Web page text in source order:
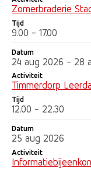
Zomerbraderie
Tijd
9.00 - 17.00
Datum
24 aug 2026 - 28
Activiteit
Timmerdorp
Tijd
12.00 - 22.30
Datum
25 aug 2026
Activiteit